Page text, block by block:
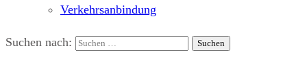
Verkehrsanbindung
Suchen nach: